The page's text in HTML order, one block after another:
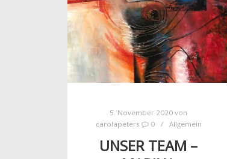
5. November 2020 von
carolapeters
0 Allgemein
UNSER TEAM –